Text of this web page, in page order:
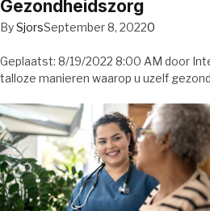
Gezondheidszorg
BySjorsSeptember 8, 20220
Geplaatst: 8/19/2022 8:00 AM door
talloze manieren waarop u uzelf